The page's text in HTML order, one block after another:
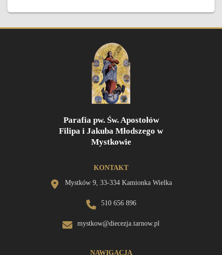
Parafia pw. Św. Apostołów
Filipa i Jakuba Młodszego w
Mystkowie
KONTAKT
Mystków 9, 33-334 Kamionka Wielka
510 656 896
mystkow@diecezja.tarnow.pl
NAWIGACJA